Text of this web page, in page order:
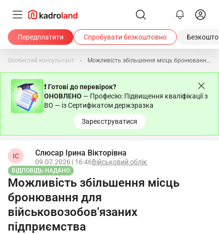
Передплатити Спробувати безкоштовно
Особистий консультант Можливість збільшення місць бронювання для військовозобов'язаних підприємства
❗ Готові до перевірок?
ОНОВЛЕНО — Професію: Підвищення кваліфікації з
ВО — із Сертифікатом держзразка
Зареєструватися
ІС Слюсар Ірина Вікторівна
09.07.2026 | 16:46Військовий облік
ВІДПОВІДЬ НАДАНО
Можливість збільшення місць
бронювання для
військовозобов'язаних
підприємства